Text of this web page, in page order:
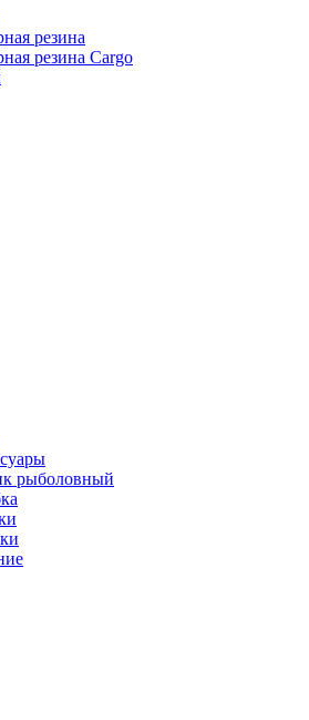
резина
резина Cargo
рыболовный